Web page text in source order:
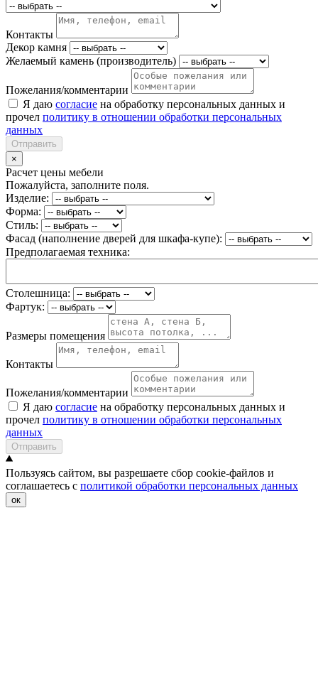
Контакты
Декор камня
Желаемый камень (производитель)
Пожелания/комментарии
Я даю согласие на обработку персональных данных и
прочел политику в отношении обработки персональных
данных
Отправить
×
Расчет цены мебели
Пожалуйста, заполните поля.
Изделие:
Форма:
Стиль:
Фасад (наполнение дверей для шкафа-купе):
Предполагаемая техника:
Столешница:
Фартук:
Размеры помещения
Контакты
Пожелания/комментарии
Я даю согласие на обработку персональных данных и
прочел политику в отношении обработки персональных
данных
Отправить
Пользуясь сайтом, вы разрешаете сбор cookie-файлов и
соглашаетесь с политикой обработки персональных данных
ок